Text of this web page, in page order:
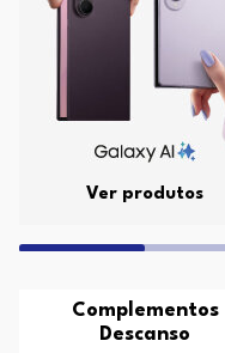
Ver produtos
Complementos
Descanso